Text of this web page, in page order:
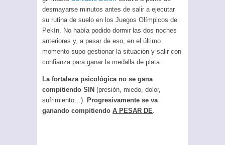
desmayarse minutos antes de salir a ejecutar
su rutina de suelo en los Juegos Olímpicos de
Pekín. No había podido dormir las dos noches
anteriores y, a pesar de eso, en el último
momento supo gestionar la situación y salir con
confianza para ganar la medalla de plata.
La fortaleza psicológica no se gana
compitiendo SIN (presión, miedo, dolor,
sufrimiento…). Progresivamente se va
ganando compitiendo A PESAR DE.